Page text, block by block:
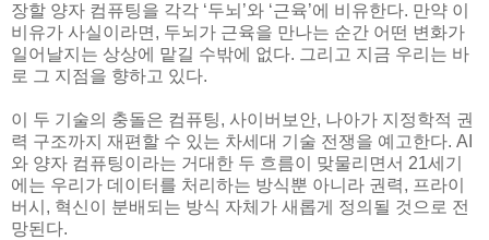
장할 양자 컴퓨팅을 각각 ‘두뇌’와 ‘근육’에 비유한다. 만약 이
비유가 사실이라면, 두뇌가 근육을 만나는 순간 어떤 변화가
일어날지는 상상에 맡길 수밖에 없다. 그리고 지금 우리는 바
로 그 지점을 향하고 있다.
이 두 기술의 충돌은 컴퓨팅, 사이버보안, 나아가 지정학적 권
력 구조까지 재편할 수 있는 차세대 기술 전쟁을 예고한다. AI
와 양자 컴퓨팅이라는 거대한 두 흐름이 맞물리면서 21세기
에는 우리가 데이터를 처리하는 방식뿐 아니라 권력, 프라이
버시, 혁신이 분배되는 방식 자체가 새롭게 정의될 것으로 전
망된다.